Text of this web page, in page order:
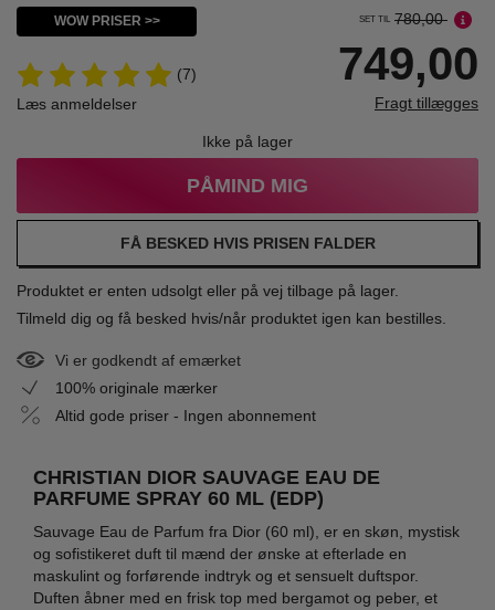
WOW PRISER >>
(7)
Læs anmeldelser
SET TIL 780,00
749,00
Fragt tillægges
Ikke på lager
PÅMIND MIG
FÅ BESKED HVIS PRISEN FALDER
Produktet er enten udsolgt eller på vej tilbage på lager.
Tilmeld dig og få besked hvis/når produktet igen kan bestilles.
Vi er godkendt af emærket
100% originale mærker
Altid gode priser - Ingen abonnement
CHRISTIAN DIOR SAUVAGE EAU DE
PARFUME SPRAY 60 ML (EDP)
Sauvage Eau de Parfum fra Dior (60 ml), er en skøn, mystisk
og sofistikeret duft til mænd der ønske at efterlade en
maskulint og forførende indtryk og et sensuelt duftspor.
Duften åbner med en frisk top med bergamot og peber, et